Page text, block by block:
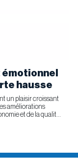
hausse
un plaisir croissant
améliorations
et de la qualité